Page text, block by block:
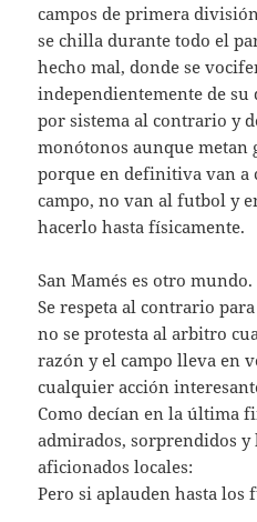
campos de primera
se chilla durante todo el
hecho mal, donde se
independientemente de su
por sistema al contrario y
monótonos aunque metan
porque en definitiva van a
campo, no van al futbol y
hacerlo hasta físicamente.
San Mamés es otro mundo.
Se respeta al contrario
no se protesta al arbitro
razón y el campo lleva en
cualquier acción
Como decían en la última
admirados, sorprendidos y
aficionados locales:
Pero si aplauden hasta los